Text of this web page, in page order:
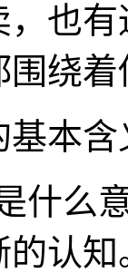
也
绕
基本含
什么
认